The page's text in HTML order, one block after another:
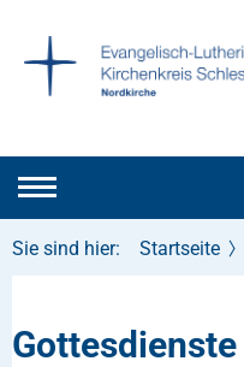
Sie sind hier: Startseite
Gottesdienste